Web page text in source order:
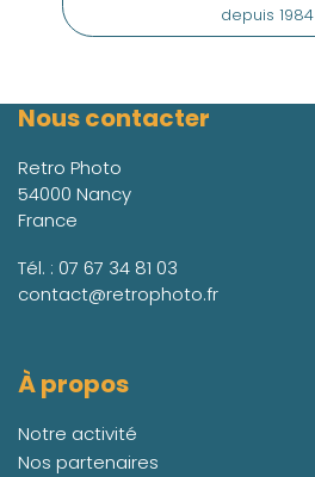
depuis 1984
Nous contacter
Retro Photo
54000 Nancy
France
Tél. : 07 67 34 81 03
contact@retrophoto.fr
À propos
Notre activité
Nos partenaires